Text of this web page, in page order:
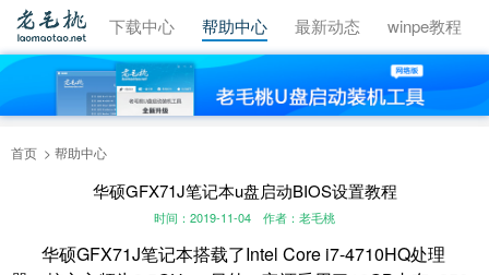
视频教程 下载中心 帮助中心 最新动态 winpe教程
首页 帮助中心
华硕GFX71J笔记本u盘启动BIOS设置教程
时间：2019-11-04 作者：老毛桃
华硕GFX71J笔记本搭载了Intel Core i7-4710HQ处理